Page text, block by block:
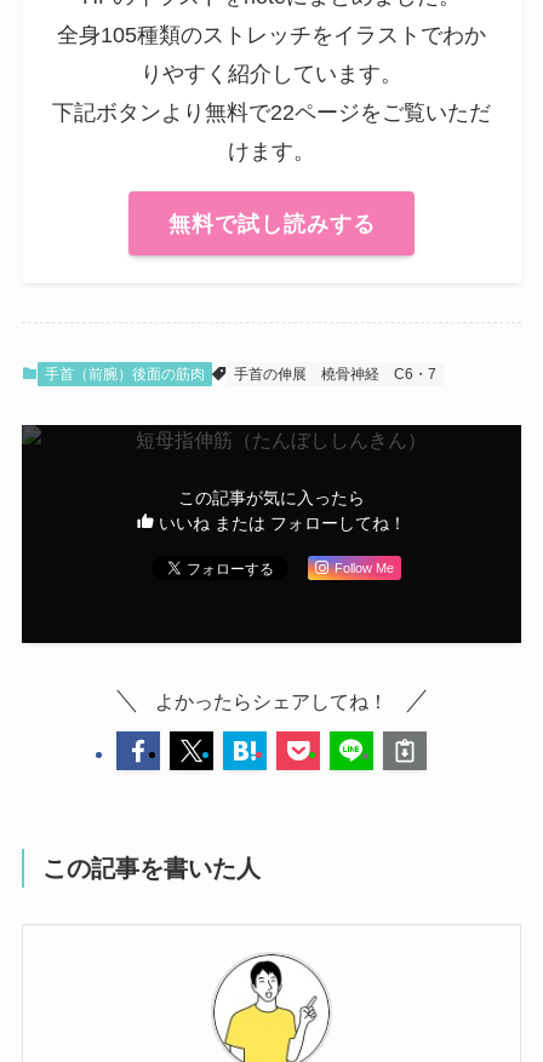
全身105種類のストレッチをイラストでわか
りやすく紹介しています。
下記ボタンより無料で22ページをご覧いただ
けます。
無料で試し読みする
手首（前腕）後面の筋肉 手首の伸展 橈骨神経 C6・7
この記事が気に入ったら
いいね または フォローしてね！
Follow Me
よかったらシェアしてね！
この記事を書いた人